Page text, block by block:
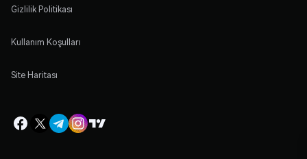
Gizlilik Politikası
Kullanım Koşulları
Site Haritası